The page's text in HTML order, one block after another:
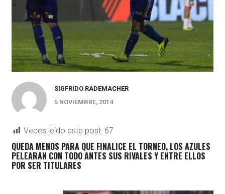
SIGFRIDO RADEMACHER
5 NOVIEMBRE, 2014
Veces leído este post: 67
QUEDA MENOS PARA QUE FINALICE EL TORNEO, LOS AZULES
PELEARAN CON TODO ANTES SUS RIVALES Y ENTRE ELLOS
POR SER TITULARES